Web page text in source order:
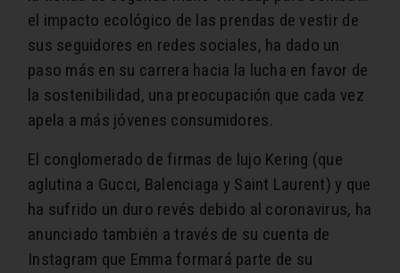
el impacto ecológico de las prendas de vestir de
sus seguidores en redes sociales, ha dado un
paso más en su carrera hacia la lucha en favor de
la sostenibilidad, una preocupación que cada vez
apela a más jóvenes consumidores.
El conglomerado de firmas de lujo Kering (que
aglutina a Gucci, Balenciaga y Saint Laurent) y que
ha sufrido un duro revés debido al coronavirus, ha
anunciado también a través de su cuenta de
Instagram que Emma formará parte de su